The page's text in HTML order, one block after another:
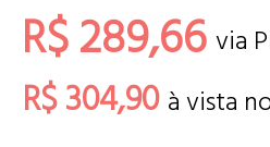
R$ 289,66 via
R$ 304,90 à vista